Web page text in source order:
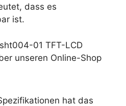
dass es
ist.
01 TFT-LCD
unseren Online-Shop
hat das